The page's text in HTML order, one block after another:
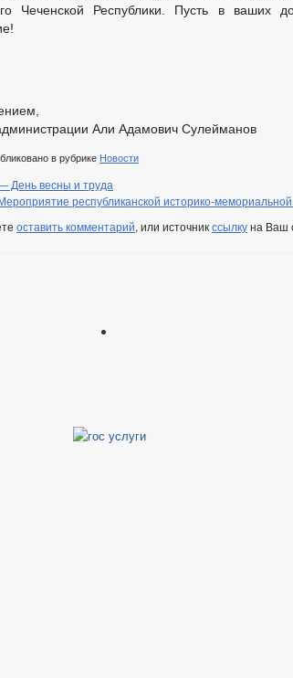
Чеченской Республики. Пусть в ваших
Али Адамович Сулейманов
в рубрике Новости
День весны и труда
республиканской историко-
оставить комментарий, или источникссылкуна Ваш